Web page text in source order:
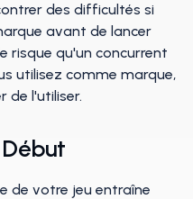
des difficultés si
avant de lancer
risque qu'un concurrent
utilisez comme marque,
de l'utiliser.
de votre jeu entraîne